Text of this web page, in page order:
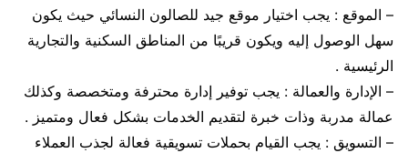
– الموقع : يجب اختيار موقع جيد للصالون النسائي حيث يكون
سهل الوصول إليه ويكون قريبًا من المناطق السكنية والتجارية
الرئيسية .
– الإدارة والعمالة : يجب توفير إدارة محترفة ومتخصصة وكذلك
عمالة مدربة وذات خبرة لتقديم الخدمات بشكل فعال ومتميز .
– التسويق : يجب القيام بحملات تسويقية فعالة لجذب العملاء